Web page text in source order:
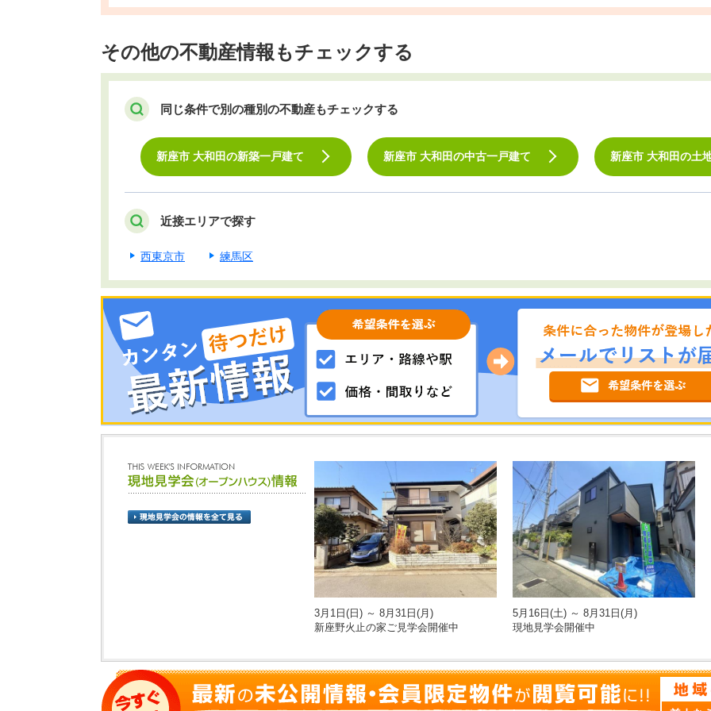
その他の不動産情報もチェックする
同じ条件で別の種別の不動産もチェックする
新座市 大和田の新築一戸建て 新座市 大和田の中古一戸建て 新座市 大和田の土
近接エリアで探す
西東京市 練馬区
3月1日(日) ～ 8月31日(月)
新座野火止の家ご見学会開催中
5月16日(土) ～ 8月31日(月)
現地見学会開催中